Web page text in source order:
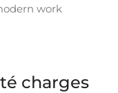
work
charges